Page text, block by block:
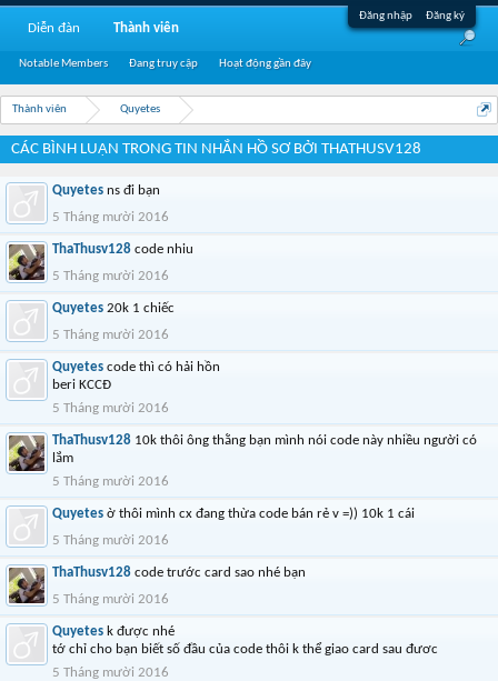
Đăng nhập Đăng ký
Thành viên Quyetes
CÁC BÌNH LUẬN TRONG TIN NHẮN HỒ SƠ BỞI THATHUSV128
Quyetes ns đi bạn
5 Tháng mười 2016
ThaThusv128 code nhiu
5 Tháng mười 2016
Quyetes 20k 1 chiếc
5 Tháng mười 2016
Quyetes code thì có hải hồn
beri KCCĐ
5 Tháng mười 2016
ThaThusv128 10k thôi ông thằng bạn mình nói code này nhiều người có
lắm
5 Tháng mười 2016
Quyetes ờ thôi mình cx đang thừa code bán rẻ v =)) 10k 1 cái
5 Tháng mười 2016
ThaThusv128 code trước card sao nhé bạn
5 Tháng mười 2016
Quyetes k được nhé
tớ chỉ cho bạn biết số đầu của code thôi k thể giao card sau đươc
5 Tháng mười 2016
Diễn đàn Thành viên
Notable Members Đang truy cập Hoạt động gần đây